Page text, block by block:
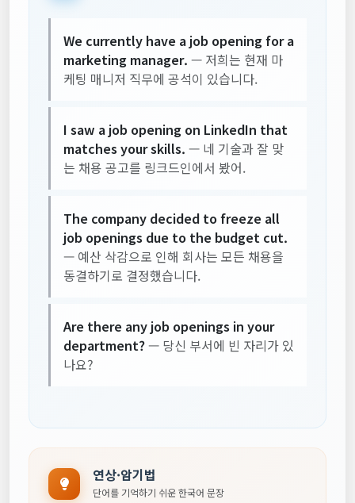
We currently have a job opening for a
marketing manager. — 저희는 현재 마
케팅 매니저 직무에 공석이 있습니다.
I saw a job opening on LinkedIn that
matches your skills. — 네 기술과 잘 맞
는 채용 공고를 링크드인에서 봤어.
The company decided to freeze all
job openings due to the budget cut.
— 예산 삭감으로 인해 회사는 모든 채용을
동결하기로 결정했습니다.
Are there any job openings in your
department?— 당신 부서에 빈 자리가 있
나요?
연상·암기법
단어를 기억하기 쉬운 한국어 문장